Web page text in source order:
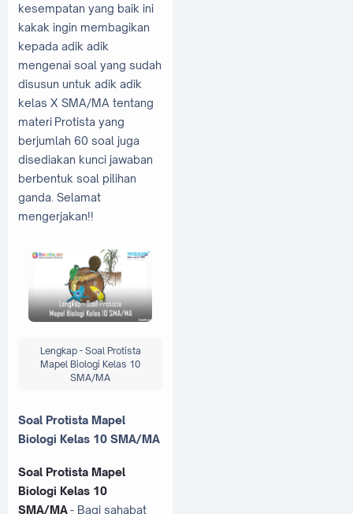
kesempatan yang baik ini
kakak ingin membagikan
kepada adik adik
mengenai soal yang sudah
disusun untuk adik adik
kelas X SMA/MA tentang
materi Protista yang
berjumlah 60 soal juga
disediakan kunci jawaban
berbentuk soal pilihan
ganda. Selamat
mengerjakan!!
Lengkap - Soal Protista
Mapel Biologi Kelas 10
SMA/MA
Soal Protista Mapel
Biologi Kelas 10 SMA/MA
Soal Protista Mapel
Biologi Kelas 10
SMA/MA- Bagi sahabat